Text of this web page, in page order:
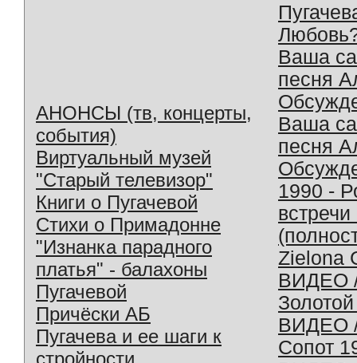
АНОНСЫ (тв, концерты,
события)
Виртуальный музей
"Старый телевизор"
Книги о Пугачевой
Стихи о Примадонне
"Изнанка парадного
платья" - балахоны
Пугачевой
Причёски АБ
Пугачева и ее шаги к
стройности
Ваша
песня
Ваша
песня
1990 -
Zielona
ВИДЕО
ВИДЕО
Сопот